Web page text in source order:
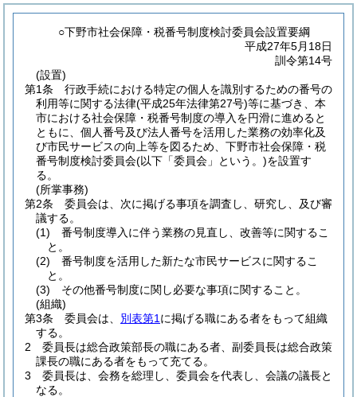
○下野市社会保障・税番号制度検討委員会設置要綱
平成27年5月18日
訓令第14号
(設置)
第1条
行政手続における特定の個人を識別するための番号の
利用等に関する法律(平成25年法律第27号)等に基づき、本
市における社会保障・税番号制度の導入を円滑に進めると
ともに、個人番号及び法人番号を活用した業務の効率化及
び市民サービスの向上等を図るため、下野市社会保障・税
番号制度検討委員会(以下「委員会」という。)を設置す
る。
(所掌事務)
第2条
委員会は、次に掲げる事項を調査し、研究し、及び審
議する。
(1)
番号制度導入に伴う業務の見直し、改善等に関するこ
と。
(2)
番号制度を活用した新たな市民サービスに関するこ
と。
(3)
その他番号制度に関し必要な事項に関すること。
(組織)
第3条
委員会は、 別表第1 に掲げる職にある者をもって組織
する。
2
委員長は総合政策部長の職にある者、副委員長は総合政策
課長の職にある者をもって充てる。
3
委員長は、会務を総理し、委員会を代表し、会議の議長と
なる。